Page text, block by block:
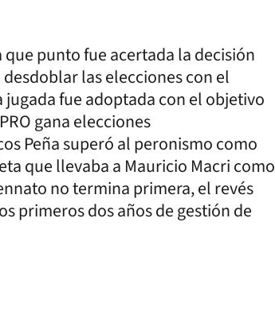
punto fue acertada la decisión
las elecciones con el
fue adoptada con el objetivo
gana elecciones
Peña superó al peronismo como
que llevaba a Mauricio Macri como
no termina primera, el revés
primeros dos años de gestión de